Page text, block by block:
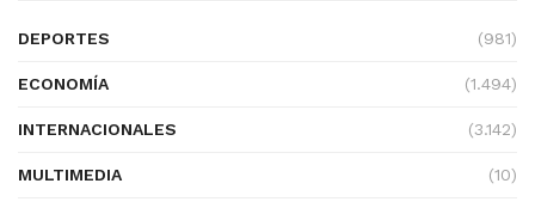
DEPORTES (981)
ECONOMÍA (1.494)
INTERNACIONALES (3.142)
MULTIMEDIA (10)